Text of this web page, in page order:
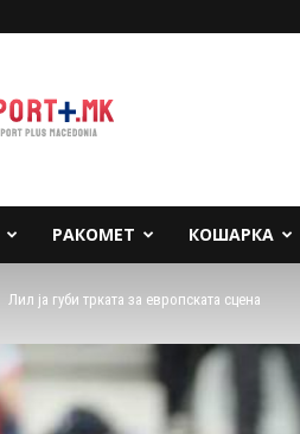
РАКОМЕТ КОШАРКА
Лил ја губи трката за европската сцена